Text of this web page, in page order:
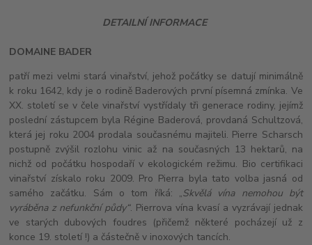
DETAILNÍ INFORMACE
DOMAINE BADER
patří mezi velmi stará vinařství, jehož počátky se datují minimálně
k roku 1642, kdy je o rodině Baderových první písemná zmínka. Ve
XX. století se v čele vinařství vystřídaly tři generace rodiny, jejímž
poslední zástupcem byla Régine Baderová, provdaná Schultzová,
která jej roku 2004 prodala současnému majiteli. Pierre Scharsch
postupně zvýšil rozlohu vinic až na současných 13 hektarů, na
nichž od počátku hospodaří v ekologickém režimu. Bio certifikaci
vinařství získalo roku 2009. Pro Pierra byla tato volba jasná od
samého začátku. Sám o tom říká: „Skvělá vína nemohou být
vyráběna z nefunkční půdy“. Pierrova vína kvasí a vyzrávají jednak
ve starých dubových foudres (přičemž některé pocházejí už z
konce 19. století !) a částečně v inoxových tancích.